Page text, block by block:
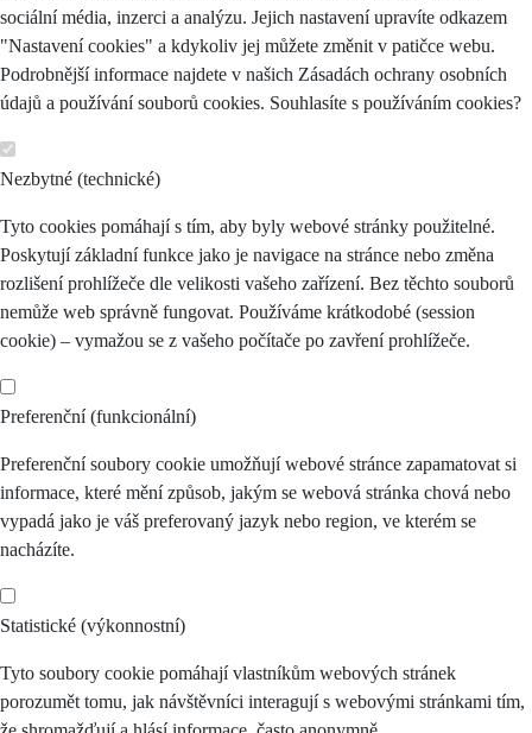
sociální média, inzerci a analýzu. Jejich nastavení upravíte odkazem
"Nastavení cookies" a kdykoliv jej můžete změnit v patičce webu.
Podrobnější informace najdete v našich Zásadách ochrany osobních
údajů a používání souborů cookies. Souhlasíte s používáním cookies?
Nezbytné (technické)
Tyto cookies pomáhají s tím, aby byly webové stránky použitelné.
Poskytují základní funkce jako je navigace na stránce nebo změna
rozlišení prohlížeče dle velikosti vašeho zařízení. Bez těchto souborů
nemůže web správně fungovat. Používáme krátkodobé (session
cookie) – vymažou se z vašeho počítače po zavření prohlížeče.
Preferenční (funkcionální)
Preferenční soubory cookie umožňují webové stránce zapamatovat si
informace, které mění způsob, jakým se webová stránka chová nebo
vypadá jako je váš preferovaný jazyk nebo region, ve kterém se
nacházíte.
Statistické (výkonnostní)
Tyto soubory cookie pomáhají vlastníkům webových stránek
porozumět tomu, jak návštěvníci interagují s webovými stránkami tím,